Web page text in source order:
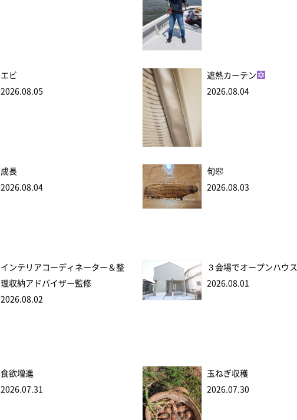
エビ
2026.08.05
遮熱カーテン
2026.08.04
成長
2026.08.04
旬翆
2026.08.03
インテリアコーディネーター＆整
理収納アドバイザー監修
2026.08.02
３会場でオープンハウス
2026.08.01
食欲増進
2026.07.31
玉ねぎ収穫
2026.07.30